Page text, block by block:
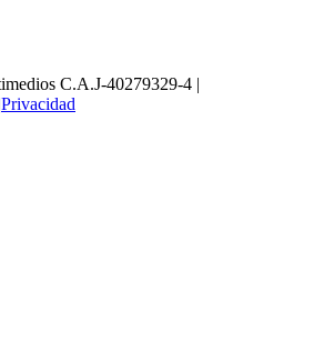
C.A.J-40279329-4 |
Privacidad